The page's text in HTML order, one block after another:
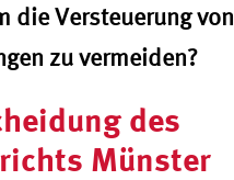
die Versteuerung von
zu vermeiden?
des
Münster